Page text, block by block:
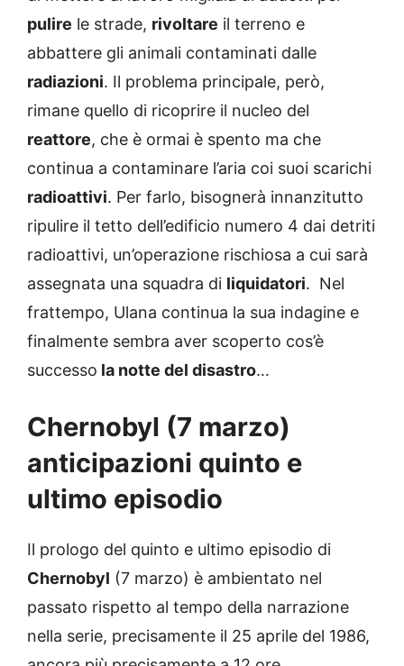
pulire le strade, rivoltare il terreno e
abbattere gli animali contaminati dalle
radiazioni. Il problema principale, però,
rimane quello di ricoprire il nucleo del
reattore, che è ormai è spento ma che
continua a contaminare l’aria coi suoi scarichi
radioattivi. Per farlo, bisognerà innanzitutto
ripulire il tetto dell’edificio numero 4 dai detriti
radioattivi, un’operazione rischiosa a cui sarà
assegnata una squadra di liquidatori. Nel
frattempo, Ulana continua la sua indagine e
finalmente sembra aver scoperto cos’è
successo la notte del disastro…
Chernobyl (7 marzo)
anticipazioni quinto e
ultimo episodio
Il prologo del quinto e ultimo episodio di
Chernobyl (7 marzo) è ambientato nel
passato rispetto al tempo della narrazione
nella serie, precisamente il 25 aprile del 1986,